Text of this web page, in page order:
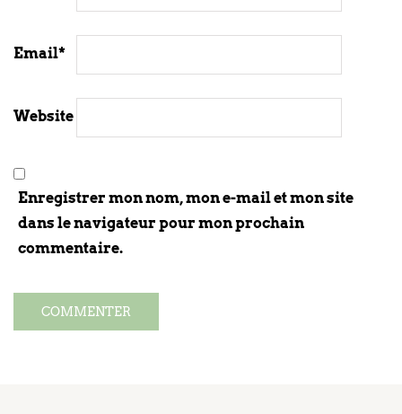
Email*
Website
Enregistrer mon nom, mon e-mail et mon site
dans le navigateur pour mon prochain
commentaire.